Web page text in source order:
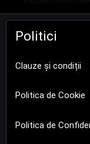
Politici
Clauze și condiții
Politica de Cookie
Politica de